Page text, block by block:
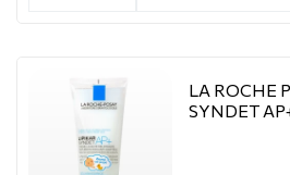
LA ROCHE
SYNDET